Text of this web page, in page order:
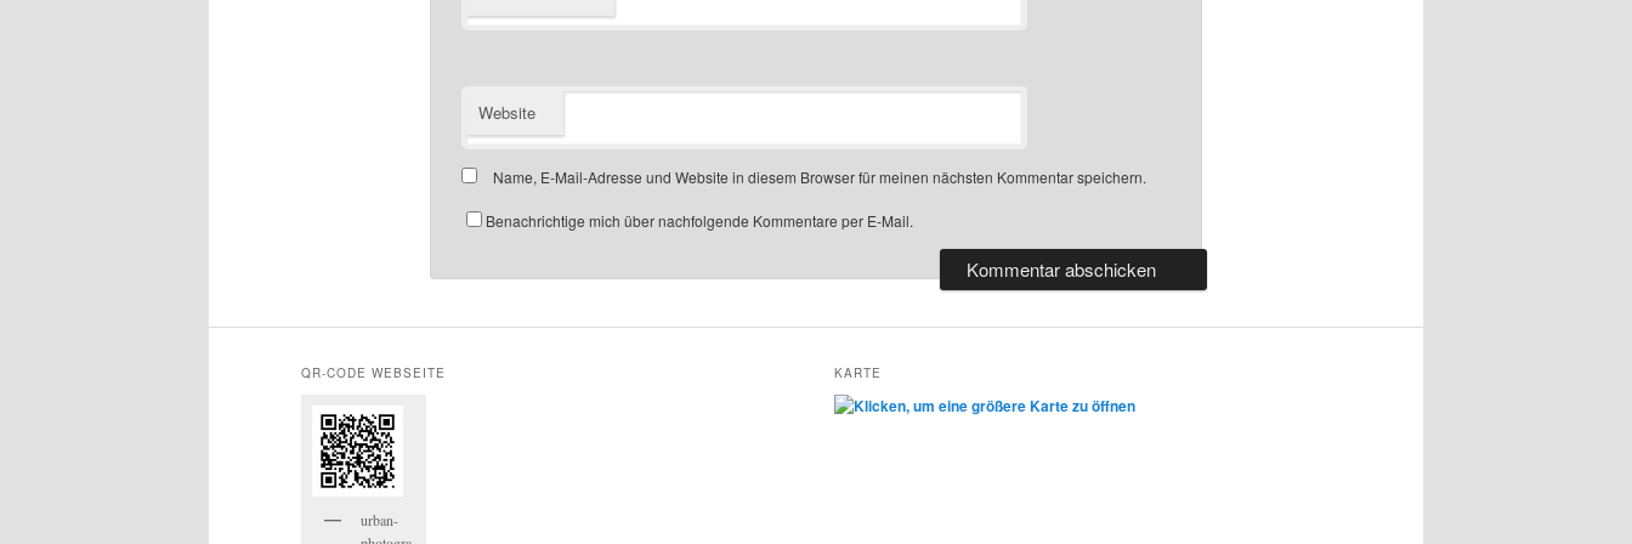
Website
Name, E-Mail-Adresse und Website in diesem Browser für meinen nächsten Kommentar speichern.
Benachrichtige mich über nachfolgende Kommentare per E-Mail.
QR-CODE WEBSEITE
urban-
KARTE